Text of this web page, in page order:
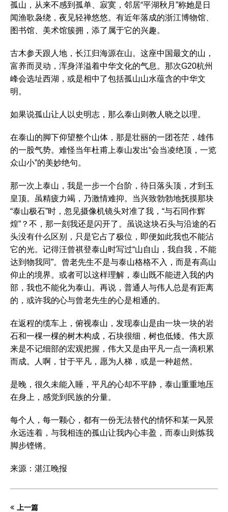
孤山，从来不感到孤单、寂寞，邻居“平湖秋月”称她是日
闻渔歌袅绕，夜见轻禅悠悠。有近年落成的浙江博物馆、
图书馆、美术馆簇拥，添了属于它的兴趣。
古木参天跟人地，长江归海源在山。这座中国最文的山，
富养而灵动，浑身洋溢着中华文化的气息。那次G20杭州
峰会选址西湖，或是相中了包括孤山山水蕴含的中华文
明。
如果说孤山让人以史明志，那么泰山则教人晓之以理。
在泰山的脚下仰望整个山体，那是壮丽的一团苍茫，雄伟
的一股气势。难怪当年杜甫上泰山发出“会当凌绝顶，一览
众山小”的美妙绝句。
那一次上泰山，我是一步一个台阶，待日落头顶，才到玉
皇顶。虽精疲力竭，乃激情难抑。当兴致勃勃地抚摸那块
“泰山极石”时，忽见摄像机镜头对准了我，“与石同作辉
煌”？不，那一刻我还是闪开了。虽说这块石头与沿途的石
头没有什么区别，只是它占了极位，即便如此我也不能沾
它的光。记得汪曾祺登泰山时写过“山自山，我自我，不能
达到物我同”。曾老先生不是与泰山格格不入，而是有高山
仰止的境界。或者可以这样理解，泰山既不能进入我的内
部，我也不能化为泰山。再说，普通人与伟人总是有距离
的，或许我的心与曾老先生的心是相通的。
在返程的缆车上，俯视泰山，发现泰山是由一块一块的岩
石和一棵一棵的树木构成，石块很细，树也低矮。伟大原
来是不记细部的宏观把握，伟大又是由平凡一点一滴积累
而成。人啊，甘于平凡，愿为人梯，或是一种超然。
是晚，很久未能入睡，平凡的心却不平静，泰山重重地压
在身上，感觉到民族的分量。
每个人，每一颗心，都有一份无法替代的情怀和某一风景
永远连着，与我相连的孤山让我内心丰盈，而泰山则炼我
脚步铿锵。
来源：湛江晚报
上一篇